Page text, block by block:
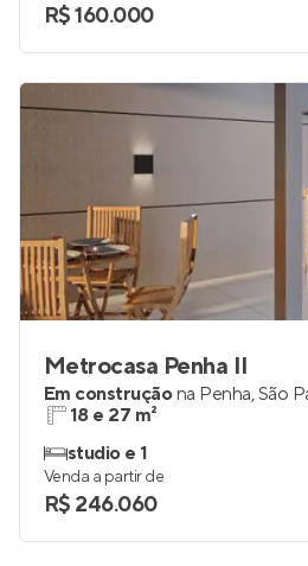
R$ 160.000
Metrocasa Penha II
Em construçãona Penha,São
18 e 27 m²
studio e 1
Venda a partir de
R$ 246.060